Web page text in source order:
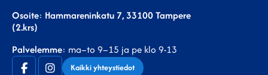
Osoite: Hammareninkatu 7, 33100 Tampere
(2.krs)
Palvelemme: ma–to 9–15 ja pe klo 9-13
FacebookInstagramKaikki yhteystiedot